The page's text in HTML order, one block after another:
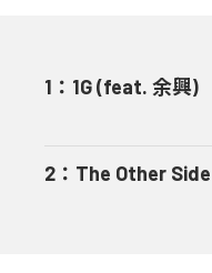
1 ： 1G (feat. 余興)
2 ： The Other Side